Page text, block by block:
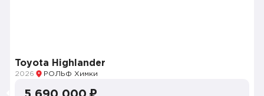
Toyota Highlander
2026 РОЛЬФ Химки